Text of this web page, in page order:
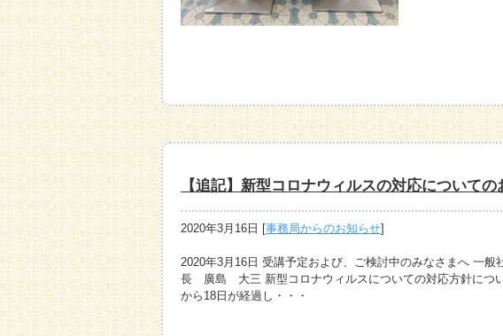
【追記】新型コロナウィルスの対応についての
2020年3月16日 [事務局からのお知らせ]
2020年3月16日 受講予定および、ご検討中のみなさまへ 一
長 廣島 大三 新型コロナウィルスについての対応方針につ
から18日が経過し・・・